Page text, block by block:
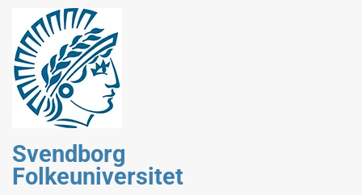
Svendborg
Folkeuniversitet